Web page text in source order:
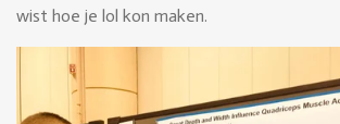
wist hoe je lol kon maken.